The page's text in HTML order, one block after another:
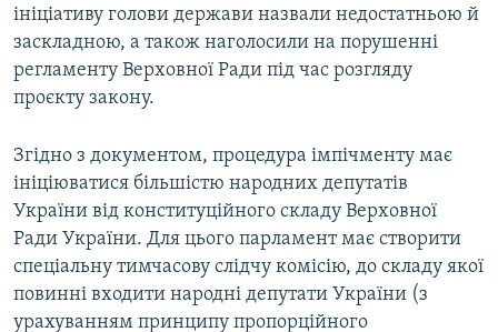
ініціативу голови держави назвали недостатньою й
заскладною, а також наголосили на порушенні
регламенту Верховної Ради під час розгляду
проєкту закону.
Згідно з документом, процедура імпічменту має
ініціюватися більшістю народних депутатів
України від конституційного складу Верховної
Ради України. Для цього парламент має створити
спеціальну тимчасову слідчу комісію, до складу якої
повинні входити народні депутати України (з
урахуванням принципу пропорційного